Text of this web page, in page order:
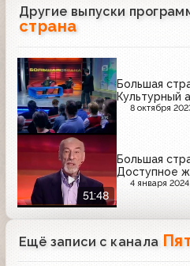
Другие выпуски
страна
Большая
Культурный
8 октября
51:48
Большая
Доступное
4 января
Ещё записи с канала